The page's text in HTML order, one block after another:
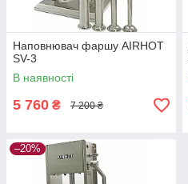
Наповнювач фаршу AIRHOT
SV-3
В наявності
5 760 ₴ 7 200 ₴
–20%